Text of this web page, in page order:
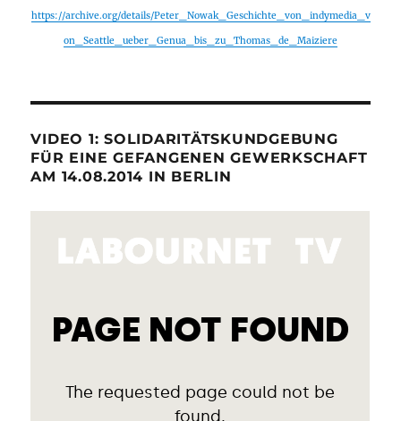
https://archive.org/details/Peter_Nowak_Geschichte_von_indymedia_v
on_Seattle_ueber_Genua_bis_zu_Thomas_de_Maiziere
VIDEO 1: SOLIDARITÄTSKUNDGEBUNG
FÜR EINE GEFANGENEN GEWERKSCHAFT
AM 14.08.2014 IN BERLIN